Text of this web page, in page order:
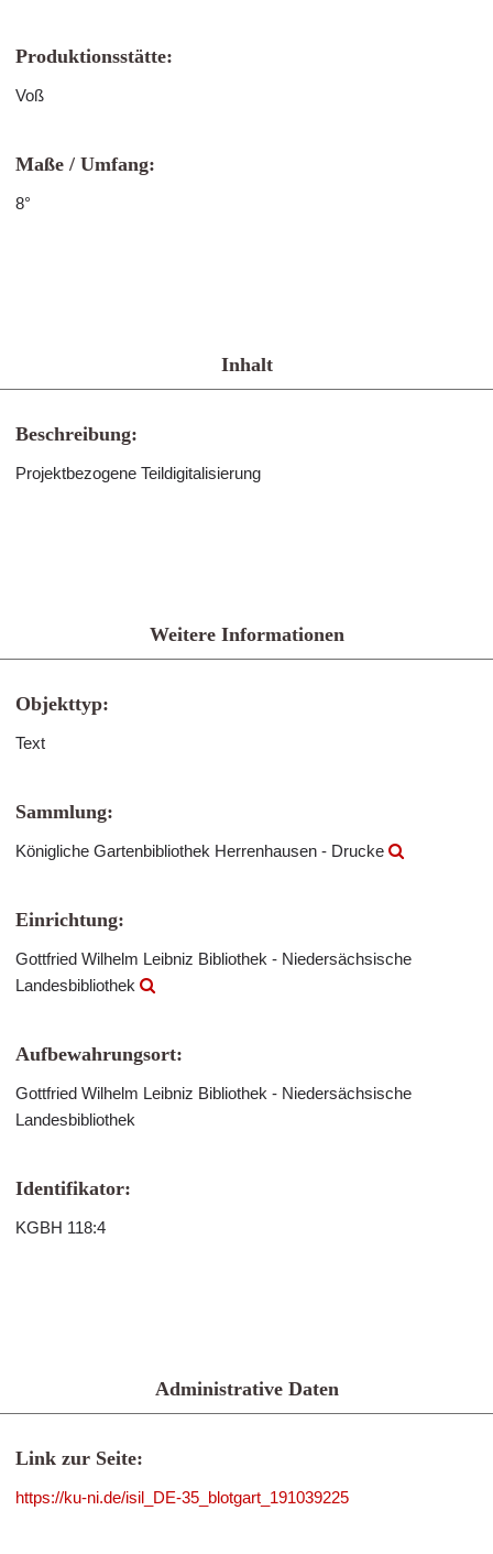
Produktionsstätte:
Voß
Maße / Umfang:
8°
Inhalt
Beschreibung:
Projektbezogene Teildigitalisierung
Weitere Informationen
Objekttyp:
Text
Sammlung:
Königliche Gartenbibliothek Herrenhausen - Drucke
Einrichtung:
Gottfried Wilhelm Leibniz Bibliothek - Niedersächsische
Landesbibliothek
Aufbewahrungsort:
Gottfried Wilhelm Leibniz Bibliothek - Niedersächsische
Landesbibliothek
Identifikator:
KGBH 118:4
Administrative Daten
Link zur Seite:
https://ku-ni.de/isil_DE-35_blotgart_191039225